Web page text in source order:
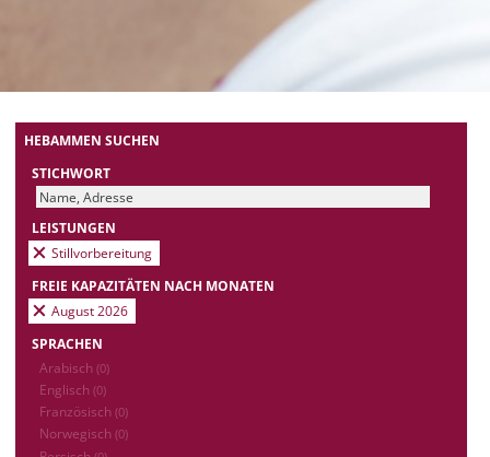
HEBAMMEN SUCHEN
STICHWORT
LEISTUNGEN
Stillvorbereitung
FREIE KAPAZITÄTEN NACH MONATEN
August 2026
SPRACHEN
Arabisch (0)
Englisch (0)
Französisch (0)
Norwegisch (0)